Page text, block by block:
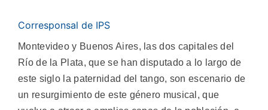
Corresponsal de IPS
Montevideo y Buenos Aires, las dos capitales del
Río de la Plata, que se han disputado a lo largo de
este siglo la paternidad del tango, son escenario de
un resurgimiento de este género musical, que